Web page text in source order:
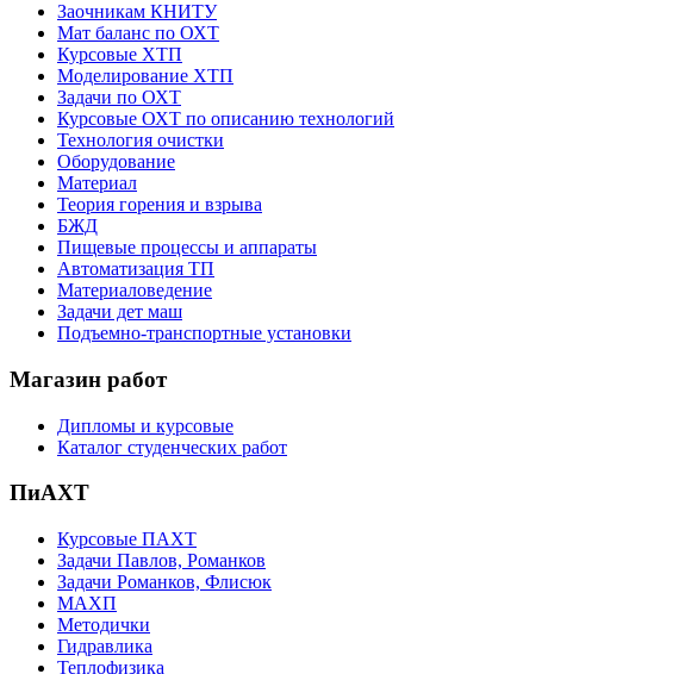
Заочникам КНИТУ
Мат баланс по ОХТ
Курсовые ХТП
Моделирование ХТП
Задачи по ОХТ
Курсовые ОХТ по описанию технологий
Технология очистки
Оборудование
Материал
Теория горения и взрыва
БЖД
Пищевые процессы и аппараты
Автоматизация ТП
Материаловедение
Задачи дет маш
Подъемно-транспортные установки
Магазин работ
Дипломы и курсовые
Каталог студенческих работ
ПиАХТ
Курсовые ПАХТ
Задачи Павлов, Романков
Задачи Романков, Флисюк
МАХП
Методички
Гидравлика
Теплофизика